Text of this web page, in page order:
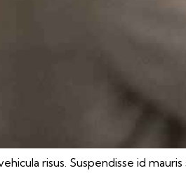
risus. Suspendisse id